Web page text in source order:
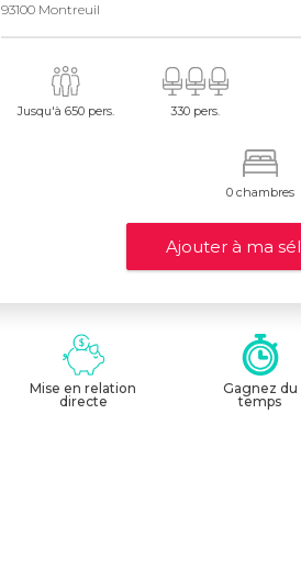
93100 Montreuil
Jusqu'à 650 pers. 330 pers.
0 chambres
Mise en relation
directe
Gagnez du
temps